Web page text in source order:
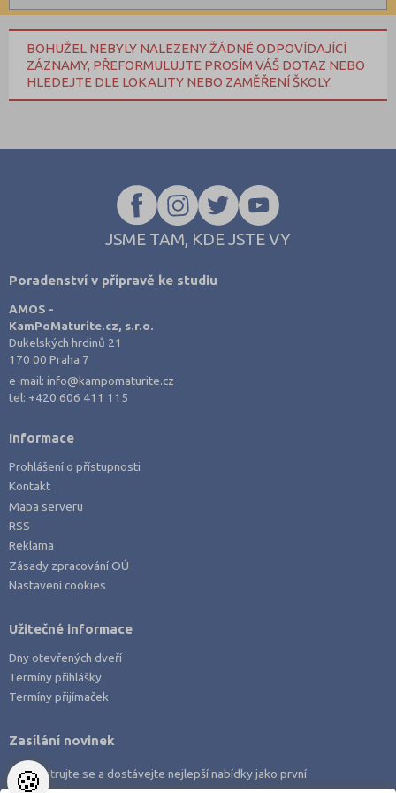
Kombinované
Brno-město (2)
České Budějovice (1)
Děčín (2)
Frýdek-Místek (2)
Jičín (1)
Kroměříž (1)
Mělník (1)
Most (1)
Ostrava-město (4)
Praha hlavní město (6)
Prachatice (1)
Příbram (1)
Strakonice (3)
Svitavy (2)
Informatické
Grafické
Obchod, podnikání, služby
Technické
Teologické
Textilní a obuvnické
Umělecké
Zemědělské a ekologické
BOHUŽEL NEBYLY NALEZENY ŽÁDNÉ ODPOVÍDAJÍCÍ
ZÁZNAMY, PŘEFORMULUJTE PROSÍM VÁŠ DOTAZ NEBO
HLEDEJTE DLE LOKALITY NEBO ZAMĚŘENÍ ŠKOLY.
JSME TAM, KDE JSTE VY
Poradenství v přípravě ke studiu
AMOS -
KamPoMaturite.cz, s.r.o.
Dukelských hrdinů 21
170 00 Praha 7
e-mail:info@kampomaturite.cz
tel: +420 606 411 115
Informace
Prohlášení o přístupnosti
Kontakt
Mapa serveru
RSS
Reklama
Zásady zpracování OÚ
Nastavení cookies
Užitečné informace
Dny otevřených dveří
Termíny přihlášky
Termíny přijímaček
Zasílání novinek
Zaregistrujte se a dostávejte nejlepší nabídky jako první.
🍪